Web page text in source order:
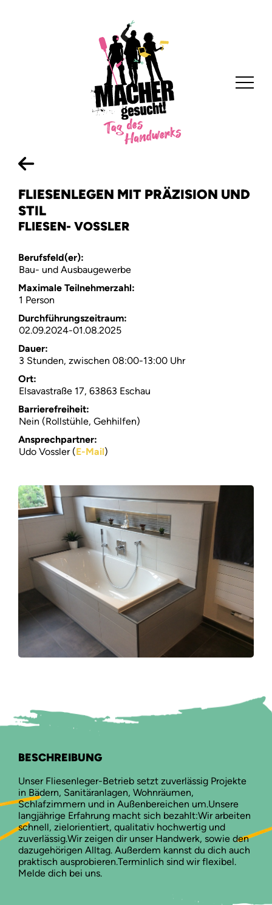
Anbieten
FAQ
FLIESENLEGEN MIT PRÄZISION UND
STIL
FLIESEN- VOSSLER
Berufsfeld(er):
Bau- und Ausbaugewerbe
Maximale Teilnehmerzahl:
1 Person
Durchführungszeitraum:
02.09.2024-01.08.2025
Dauer:
3 Stunden, zwischen 08:00-13:00 Uhr
Ort:
Elsavastraße 17, 63863 Eschau
Barrierefreiheit:
Nein (Rollstühle, Gehhilfen)
Ansprechpartner:
Udo Vossler (E-Mail)
BESCHREIBUNG
Unser Fliesenleger-Betrieb setzt zuverlässig Projekte
in Bädern, Sanitäranlagen, Wohnräumen,
Schlafzimmern und in Außenbereichen um.Unsere
langjährige Erfahrung macht sich bezahlt:Wir arbeiten
schnell, zielorientiert, qualitativ hochwertig und
zuverlässig.Wir zeigen dir unser Handwerk, sowie den
dazugehörigen Alltag. Außerdem kannst du dich auch
praktisch ausprobieren.Terminlich sind wir flexibel.
Melde dich bei uns.